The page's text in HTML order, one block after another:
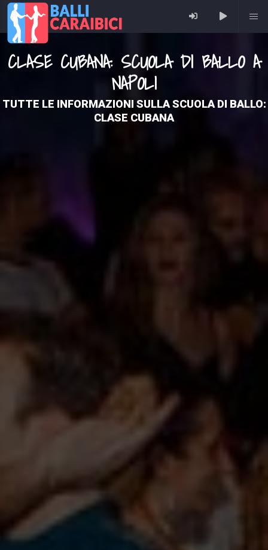
CLASE CUBANA: SCUOLA DI BALLO A
NAPOLI
TUTTE LE INFORMAZIONI SULLA SCUOLA DI BALLO:
CLASE CUBANA